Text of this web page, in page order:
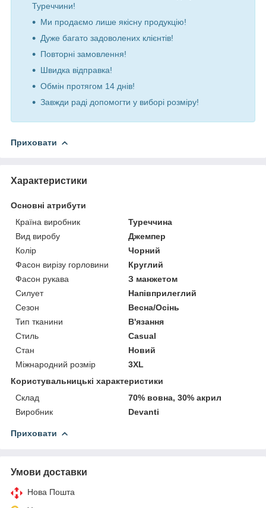
Туреччини!
Ми продаємо лише якісну продукцію!
Дуже багато задоволених клієнтів!
Повторні замовлення!
Швидка відправка!
Обмін протягом 14 днів!
Завжди раді допомогти у виборі розміру!
Приховати
Характеристики
Основні атрибути
Країна виробник
Туреччина
Вид виробу
Джемпер
Колір
Чорний
Фасон вирізу горловини
Круглий
Фасон рукава
З манжетом
Силует
Напівприлеглий
Сезон
Весна/Осінь
Тип тканини
В'язання
Стиль
Casual
Стан
Новий
Міжнародний розмір
3XL
Користувальницькі характеристики
Склад
70% вовна, 30% акрил
Виробник
Devanti
Приховати
Умови доставки
Нова Пошта